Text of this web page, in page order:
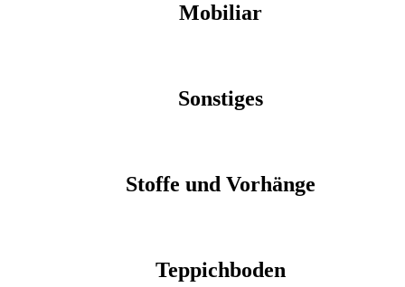
Mobiliar
Sonstiges
Stoffe und Vorhänge
Teppichboden